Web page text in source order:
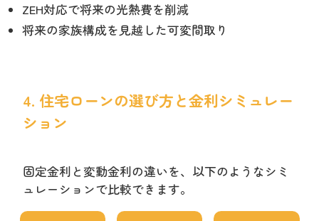
ZEH対応で将来の光熱費を削減
将来の家族構成を見越した可変間取り
4. 住宅ローンの選び方と金利シミュレー
ション
固定金利と変動金利の違いを、以下のようなシミ
ュレーションで比較できます。